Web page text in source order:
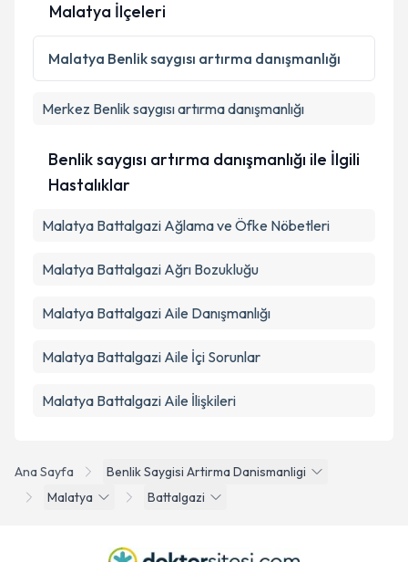
Kişisel verilerimin işlenmesine ilişkinAydınlatma
Metni
'ni okudum ve kişisel verilerimin belirtilen
kapsamda işlenmesini kabul ediyorum.
Ana Sayfa
Benlik Saygisi Artirma Danismanligi
Malatya
Battalgazi
Malatya İlçeleri
Malatya Benlik saygısı artırma danışmanlığı
Merkez Benlik saygısı artırma danışmanlığı
Benlik saygısı artırma danışmanlığı ile İlgili
Hastalıklar
Malatya Battalgazi Ağlama ve Öfke Nöbetleri
Malatya Battalgazi Ağrı Bozukluğu
Malatya Battalgazi Aile Danışmanlığı
Malatya Battalgazi Aile İçi Sorunlar
Malatya Battalgazi Aile İlişkileri